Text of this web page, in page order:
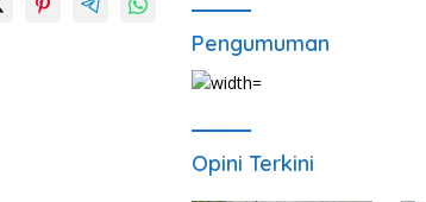
Pengumuman
Opini Terkini